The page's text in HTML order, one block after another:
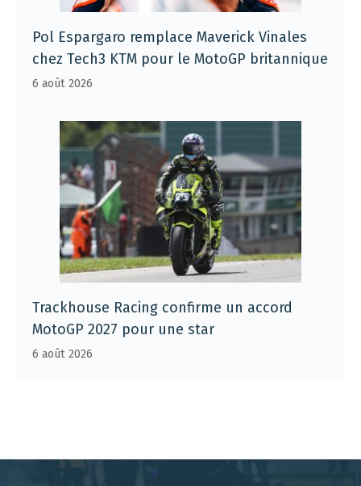
Pol Espargaro remplace Maverick Vinales
chez Tech3 KTM pour le MotoGP britannique
6 août 2026
Trackhouse Racing confirme un accord
MotoGP 2027 pour une star
6 août 2026